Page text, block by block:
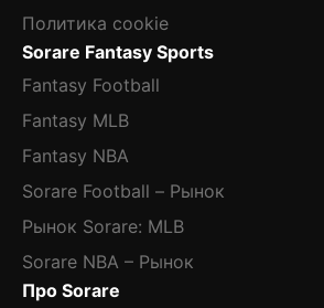
Политика cookie
Sorare Fantasy Sports
Fantasy Football
Fantasy MLB
Fantasy NBA
Sorare Football – Рынок
Рынок Sorare: MLB
Sorare NBA – Рынок
Про Sorare